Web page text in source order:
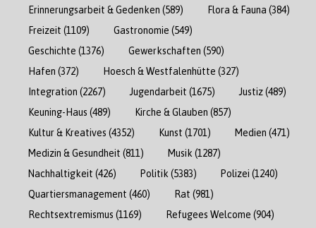
Erinnerungsarbeit & Gedenken (589) Flora & Fauna (384)
Freizeit (1109) Gastronomie (549)
Geschichte (1376) Gewerkschaften (590)
Hafen (372) Hoesch & Westfalenhütte (327)
Integration (2267) Jugendarbeit (1675) Justiz(489)
Keuning-Haus (489) Kirche & Glauben (857)
Kultur & Kreatives (4352) Kunst (1701) Medien (471)
Medizin & Gesundheit (811) Musik (1287)
Nachhaltigkeit (426) Politik (5383) Polizei (1240)
Quartiersmanagement (460) Rat (981)
Rechtsextremismus (1169) Refugees Welcome (904)